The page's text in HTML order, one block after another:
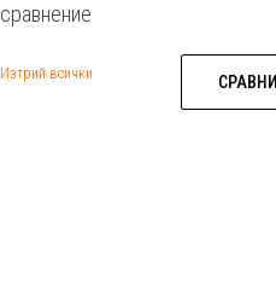
сравнение
Изтрий всички СРАВНИ